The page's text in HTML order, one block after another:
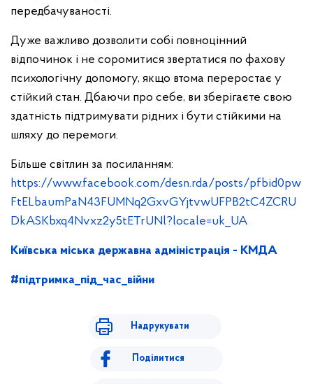
передбачуваності.
Дуже важливо дозволити собі повноцінний
відпочинок і не соромитися звертатися по фахову
психологічну допомогу, якщо втома переростає у
стійкий стан. Дбаючи про себе, ви зберігаєте свою
здатність підтримувати рідних і бути стійкими на
шляху до перемоги.
Більше світлин за посиланням:
https://www.facebook.com/desn.rda/posts/pfbid0pw
FtELbaumPaN43FUMNq2GxvGYjtvwUFPB2tC4ZCRU
DkASKbxq4Nvxz2y5tETrUNl?locale=uk_UA
Київська міська державна адміністрація - КМДА
#підтримка_під_час_війни
Надрукувати
Поділитися